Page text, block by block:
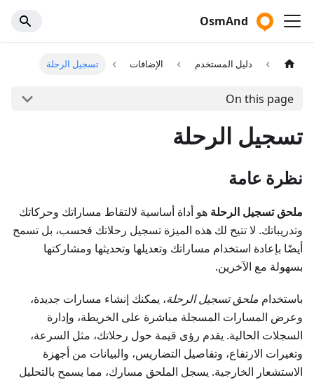
OsmAnd
دليل المستخدم الإضافات تسجيل الرحلة
On this page
تسجيل الرحلة
نظرة عامة
ملحق تسجيل الرحلة هو أداة أساسية لالتقاط مساراتك وحركاتك
وتدريباتك. لا تتيح لك هذه الميزة تسجيل رحلاتك فحسب، بل تسمح
أيضًا بإعادة استخدام مساراتك وتعديلها وتحديثها ومشاركتها
بسهولة مع الآخرين.
باستخدام ملحق تسجيل الرحلة، يمكنك إنشاء مسارات جديدة،
وعرض المسارات المسجلة مباشرة على الخريطة، وإدارة
السجلات الحالية. يقدم رؤى قيمة حول رحلاتك، مثل السرعة،
وتغيرات الارتفاع، وتفاصيل التضاريس، والبيانات من أجهزة
الاستشعار الخارجية. يسجل الملحق مسارك، مما يسمح بالتحليل